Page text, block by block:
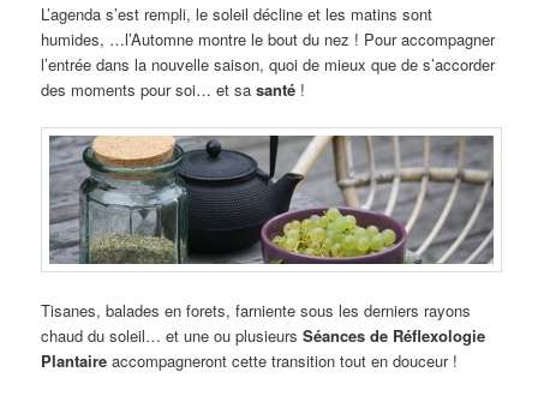
L’agenda s’est rempli, le soleil décline et les matins sont
humides, …l’Automne montre le bout du nez ! Pour accompagner
l’entrée dans la nouvelle saison, quoi de mieux que de s’accorder
des moments pour soi… et sasanté !
Tisanes, balades en forets, farniente sous les derniers rayons
chaud du soleil… et une ou plusieursSéances de Réflexologie
Plantaire accompagneront cette transition tout en douceur !